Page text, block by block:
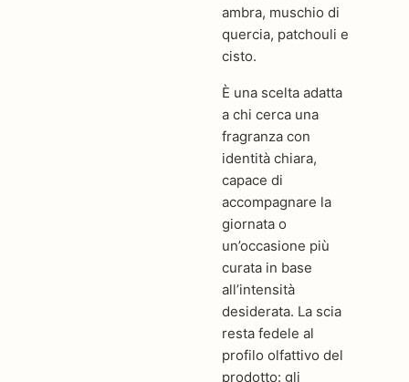
ambra, muschio di
quercia, patchouli e
cisto.
È una scelta adatta
a chi cerca una
fragranza con
identità chiara,
capace di
accompagnare la
giornata o
un’occasione più
curata in base
all’intensità
desiderata. La scia
resta fedele al
profilo olfattivo del
prodotto: gli